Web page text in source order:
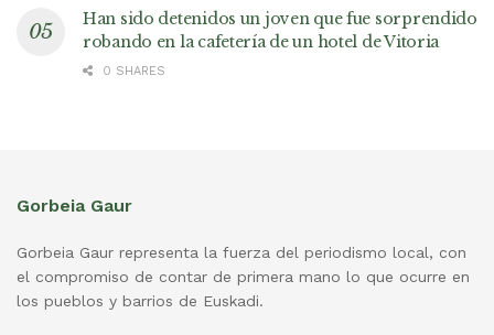
Han sido detenidos un joven que fue sorprendido
robando en la cafetería de un hotel de Vitoria
0 SHARES
Gorbeia Gaur
Gorbeia Gaur representa la fuerza del periodismo local, con
el compromiso de contar de primera mano lo que ocurre en
los pueblos y barrios de Euskadi.